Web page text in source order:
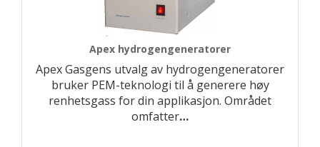
Apex hydrogengeneratorer
Apex Gasgens utvalg av hydrogengeneratorer
bruker PEM-teknologi til å generere høy
renhetsgass for din applikasjon. Området
omfatter…